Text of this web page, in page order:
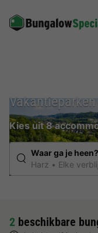
Kies uit 8
Waar ga je heen?
Harz
Elke
2 beschikbare